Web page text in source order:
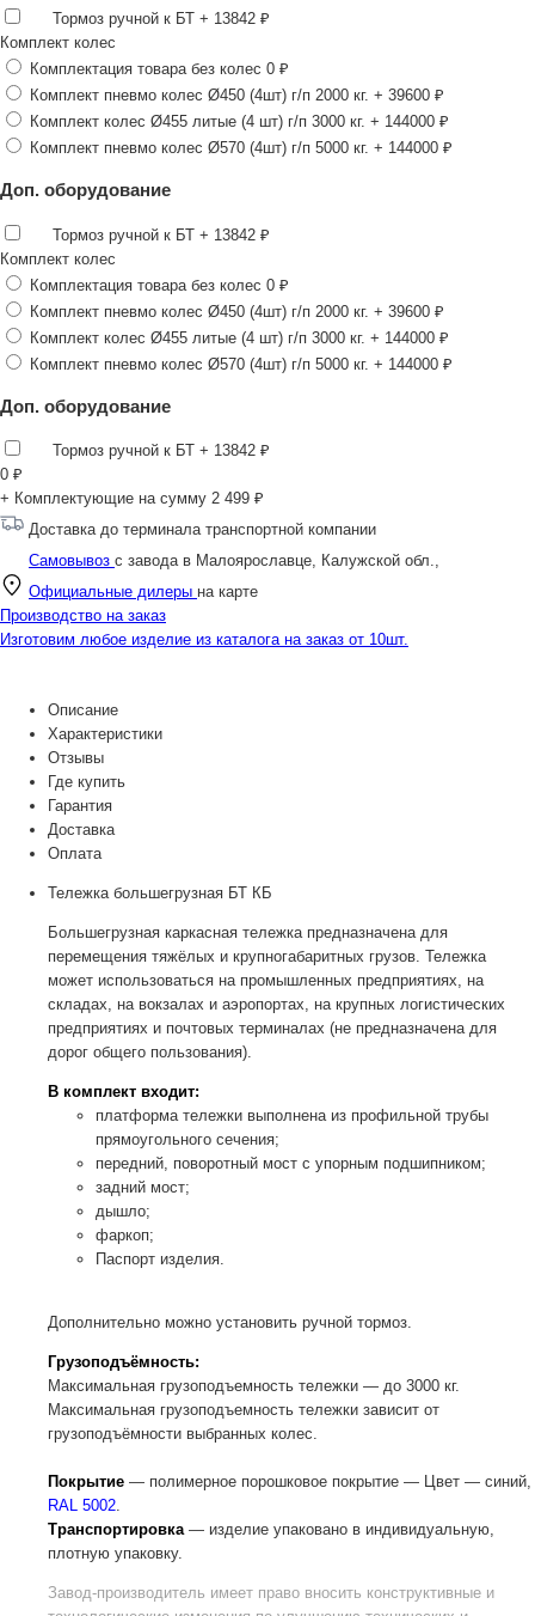
Тормоз ручной к БТ + 13842 ₽
Комплект колес
Комплектация товара без колес 0 ₽
Комплект пневмо колес Ø450 (4шт) г/п 2000 кг. + 39600 ₽
Комплект колес Ø455 литые (4 шт) г/п 3000 кг. + 144000 ₽
Комплект пневмо колес Ø570 (4шт) г/п 5000 кг. + 144000 ₽
Доп. оборудование
Тормоз ручной к БТ + 13842 ₽
Комплект колес
Комплектация товара без колес 0 ₽
Комплект пневмо колес Ø450 (4шт) г/п 2000 кг. + 39600 ₽
Комплект колес Ø455 литые (4 шт) г/п 3000 кг. + 144000 ₽
Комплект пневмо колес Ø570 (4шт) г/п 5000 кг. + 144000 ₽
Доп. оборудование
Тормоз ручной к БТ + 13842 ₽
0 ₽
+ Комплектующие на сумму 2 499 ₽
Доставка до терминала транспортной компании
Самовывоз с завода в Малоярославце, Калужской обл.,
Официальные дилеры на карте
Производство на заказ
Изготовим любое изделие из каталога на заказ от 10шт.
Описание
Характеристики
Отзывы
Где купить
Гарантия
Доставка
Оплата
Тележка большегрузная БТ КБ
Большегрузная каркасная тележка предназначена для
перемещения тяжёлых и крупногабаритных грузов. Тележка
может использоваться на промышленных предприятиях, на
складах, на вокзалах и аэропортах, на крупных логистических
предприятиях и почтовых терминалах (не предназначена для
дорог общего пользования).
В комплект входит:
платформа тележки выполнена из профильной трубы
прямоугольного сечения;
передний, поворотный мост с упорным подшипником;
задний мост;
дышло;
фаркоп;
Паспорт изделия.
Дополнительно можно установить ручной тормоз.
Грузоподъёмность:
Максимальная грузоподъемность тележки — до 3000 кг.
Максимальная грузоподъемность тележки зависит от
грузоподъёмности выбранных колес.
Покрытие — полимерное порошковое покрытие — Цвет — синий,
RAL 5002.
Транспортировка— изделие упаковано в индивидуальную,
плотную упаковку.
Завод-производитель имеет право вносить конструктивные и